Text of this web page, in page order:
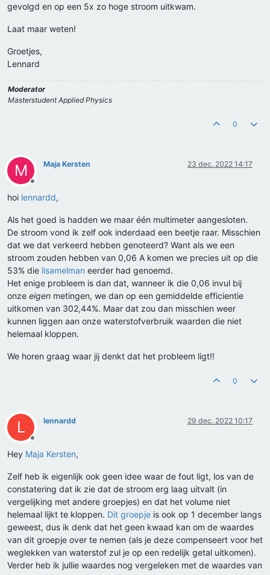
gevolgd en op een 5x zo hoge stroom uitkwam.
Laat maar weten!
Groetjes,
Lennard
Moderator
Masterstudent Applied Physics
0
M
Offline
Maja Kersten 23 dec. 2022 14:17
hoi lennardd,
Als het goed is hadden we maar één multimeter aangesloten.
De stroom vond ik zelf ook inderdaad een beetje raar. Misschien
dat we dat verkeerd hebben genoteerd? Want als we een
stroom zouden hebben van 0,06 A komen we precies uit op die
53% die lisamelman eerder had genoemd.
Het enige probleem is dan dat, wanneer ik die 0,06 invul bij
onze eigen metingen, we dan op een gemiddelde efficientie
uitkomen van 302,44%. Maar dat zou dan misschien weer
kunnen liggen aan onze waterstofverbruik waarden die niet
helemaal kloppen.
We horen graag waar jij denkt dat het probleem ligt!!
0
L
Offline
lennardd 29 dec. 2022 10:17
Hey Maja Kersten,
Zelf heb ik eigenlijk ook geen idee waar de fout ligt, los van de
constatering dat ik zie dat de stroom erg laag uitvalt (in
vergelijking met andere groepjes) en dat het volume niet
helemaal lijkt te kloppen. Dit groepje is ook op 1 december langs
geweest, dus ik denk dat het geen kwaad kan om de waardes
van dit groepje over te nemen (als je deze compenseert voor het
weglekken van waterstof zul je op een redelijk getal uitkomen).
Verder heb ik jullie waardes nog vergeleken met de waardes van